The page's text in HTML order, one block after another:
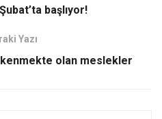
başlıyor!
Yazı
olan meslekler